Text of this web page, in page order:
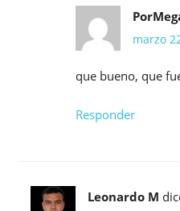
marzo
que bueno, que
Responder
Leonardo M